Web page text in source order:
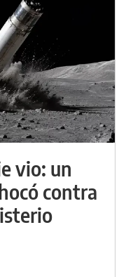
vio: un
contra